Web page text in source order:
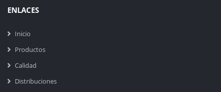
ENLACES
Inicio
Productos
Calidad
Distribuciones